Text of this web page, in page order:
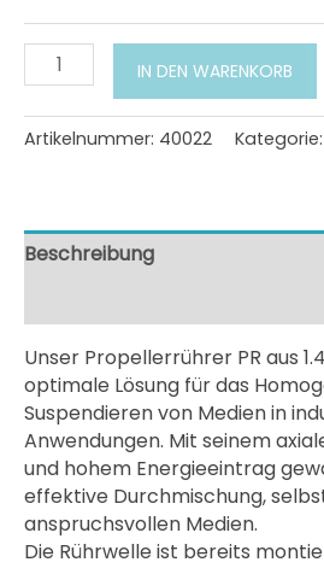
Propellerrührer
PR
mit
Rührwelle
IN DEN WARENKORB
Artikelnummer: 40022 Kategorie:
Beschreibung
Unser Propellerrührer PR aus
optimale Lösung für das
Suspendieren von Medien in
Anwendungen. Mit seinem
und hohem Energieeintrag
effektive Durchmischung,
anspruchsvollen Medien.
Die Rührwelle ist bereits